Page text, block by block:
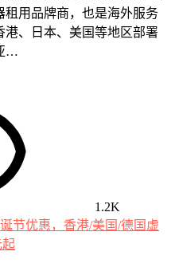
用品牌商，也是海外服务
、日本、美国等地区部署
…
1.2K